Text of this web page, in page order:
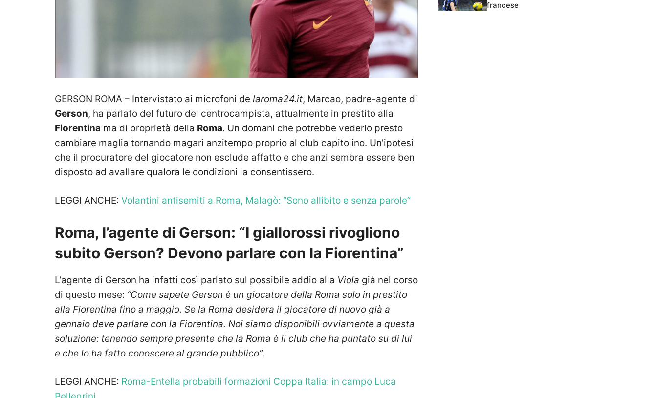
GERSON ROMA – Intervistato ai microfoni de laroma24.it, Marcao, padre-agente di
Gerson, ha parlato del futuro del centrocampista, attualmente in prestito alla
Fiorentina ma di proprietà della Roma. Un domani che potrebbe vederlo presto
cambiare maglia tornando magari anzitempo proprio al club capitolino. Un’ipotesi
che il procuratore del giocatore non esclude affatto e che anzi sembra essere ben
disposto ad avallare qualora le condizioni la consentissero.
LEGGI ANCHE: Volantini antisemiti a Roma, Malagò: “Sono allibito e senza parole”
Roma, l’agente di Gerson: “I giallorossi rivogliono
subito Gerson? Devono parlare con la Fiorentina”
L’agente di Gerson ha infatti così parlato sul possibile addio alla Viola già nel corso
di questo mese: “Come sapete Gerson è un giocatore della Roma solo in prestito
alla Fiorentina fino a maggio. Se la Roma desidera il giocatore di nuovo già a
gennaio deve parlare con la Fiorentina. Noi siamo disponibili ovviamente a questa
soluzione: tenendo sempre presente che la Roma è il club che ha puntato su di lui
e che lo ha fatto conoscere al grande pubblico”.
LEGGI ANCHE: Roma-Entella probabili formazioni Coppa Italia: in campo Luca
francese